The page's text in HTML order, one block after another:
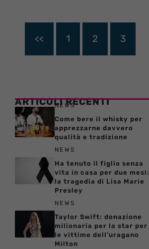
<< 1 2 3
ARTICOLI RECENTI
NEWS
Come bere il whisky per
apprezzarne davvero
qualità e tradizione
NEWS
Ha tenuto il figlio senza
vita in casa per due mesi:
la tragedia di Lisa Marie
Presley
NEWS
Taylor Swift: donazione
milionaria per la star per
le vittime dell’uragano
Milton